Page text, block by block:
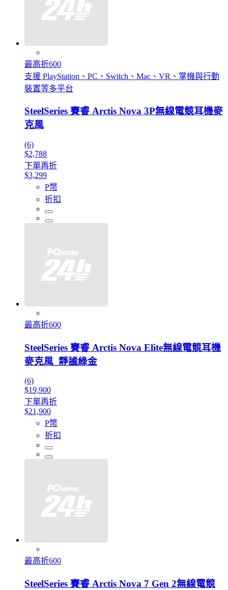
最高折600
支援 PlayStation、PC、Switch、Mac、VR、掌機與行動
裝置等多平台
SteelSeries 賽睿 Arctis Nova 3P無線電競耳機麥
克風
(6)
$2,788
下單再折
$3,299
P幣
折扣
最高折600
SteelSeries 賽睿 Arctis Nova Elite無線電競耳機
麥克風_靜謐綠金
(6)
$19,900
下單再折
$21,900
P幣
折扣
最高折600
SteelSeries 賽睿 Arctis Nova 7 Gen 2無線電競